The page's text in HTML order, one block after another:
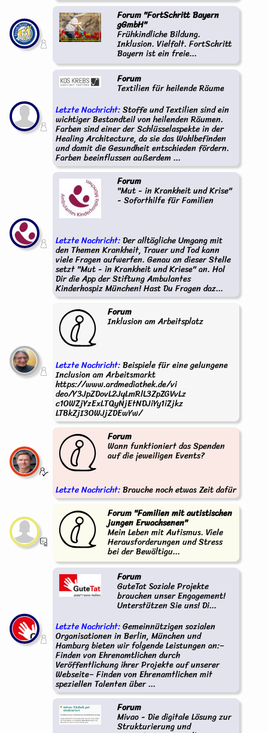
Forum "FortSchritt Bayern
gGmbH"
Frühkindliche Bildung.
Inklusion. Vielfalt. FortSchritt
Bayern ist ein freie...
Forum
Textilien für heilende Räume
Letzte Nachricht:Stoffe und Textilien sind ein
wichtiger Bestandteil von heilenden Räumen.
Farben sind einer der Schlüsselaspekte in der
Healing Architecture, da sie das Wohlbefinden
und damit die Gesundheit entschieden fördern.
Farben beeinflussen außerdem ...
Forum
"Mut - in Krankheit und Krise"
- Soforthilfe für Familien
Letzte Nachricht:Der alltägliche Umgang mit
den Themen Krankheit, Trauer und Tod kann
viele Fragen aufwerfen. Genau an dieser Stelle
setzt "Mut - in Krankheit und Kriese" an. Hol
Dir die App der Stiftung Ambulantes
Kinderhospiz München! Hast Du Fragen daz...
Forum
Inklusion am Arbeitsplatz
Letzte Nachricht:Beispiele für eine gelungene
Inclusion am Arbeitsmarkt
https://www.ardmediathek.de/vi
deo/Y3JpZDovL2JyLmRlL3ZpZGVvLz
c1OWZjYzExLTQyNjEtNDJiYy1iZjkz
LTBkZjI3OWJjZDEwYw/
Forum
Wann funktioniert das Spenden
auf die jeweiligen Events?
Letzte Nachricht:Brauche noch etwas Zeit dafür
Forum "Familien mit autistischen
jungen Erwachsenen"
Mein Leben mit Autismus. Viele
Herausforderungen und Stress
bei der Bewältigu...
Forum
GuteTat Soziale Projekte
brauchen unser Engagement!
Unterstützen Sie uns! Di...
Letzte Nachricht:Gemeinnützigen sozialen
Organisationen in Berlin, München und
Hamburg bieten wir folgende Leistungen an:–
Finden von Ehrenamtlichen durch
Veröffentlichung ihrer Projekte auf unserer
Webseite– Finden von Ehrenamtlichen mit
speziellen Talenten über ...
Forum
Mivao - Die digitale Lösung zur
Strukturierung und